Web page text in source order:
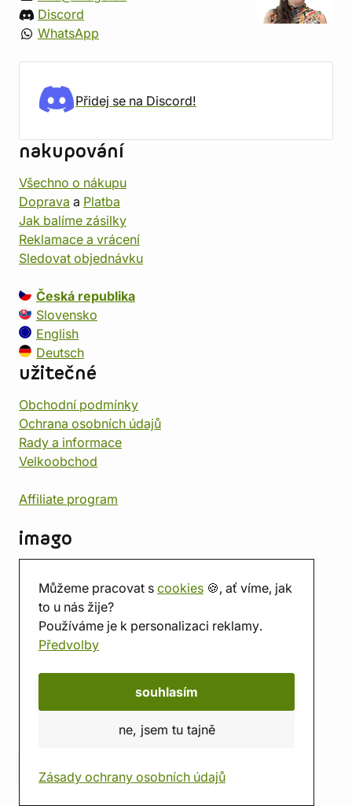
Můžeme pracovat s cookies 🍪, ať víme, jak
to u nás žije?
Používáme je k personalizaci reklamy.
Předvolby
souhlasím
ne, jsem tu tajně
Zásady ochrany osobních údajů
Discord
WhatsApp
Přidej se na Discord!
nakupování
Všechno o nákupu
Doprava a Platba
Jak balíme zásilky
Reklamace a vrácení
Sledovat objednávku
Česká republika
Slovensko
English
Deutsch
užitečné
Obchodní podmínky
Ochrana osobních údajů
Rady a informace
Velkoobchod
Affiliate program
imago
Prodejna
Herna
O nás
Hodnocení obchodu